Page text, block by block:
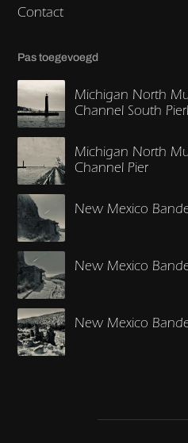
Contact
Pas toegevoegd
Michigan North
Channel South
Michigan North
Channel Pier
New Mexico
New Mexico
New Mexico